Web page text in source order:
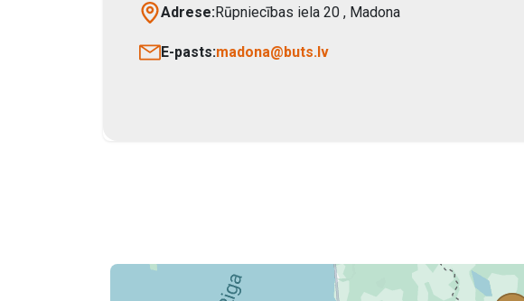
Adrese:Rūpniecības iela 20 , Madona
E-pasts:madona@buts.lv